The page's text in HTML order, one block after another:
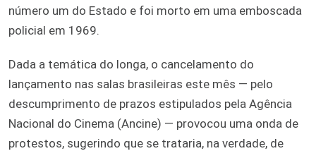
número um do Estado e foi morto em uma emboscada
policial em 1969.
Dada a temática do longa, o cancelamento do
lançamento nas salas brasileiras este mês — pelo
descumprimento de prazos estipulados pela Agência
Nacional do Cinema (Ancine) — provocou uma onda de
protestos, sugerindo que se trataria, na verdade, de